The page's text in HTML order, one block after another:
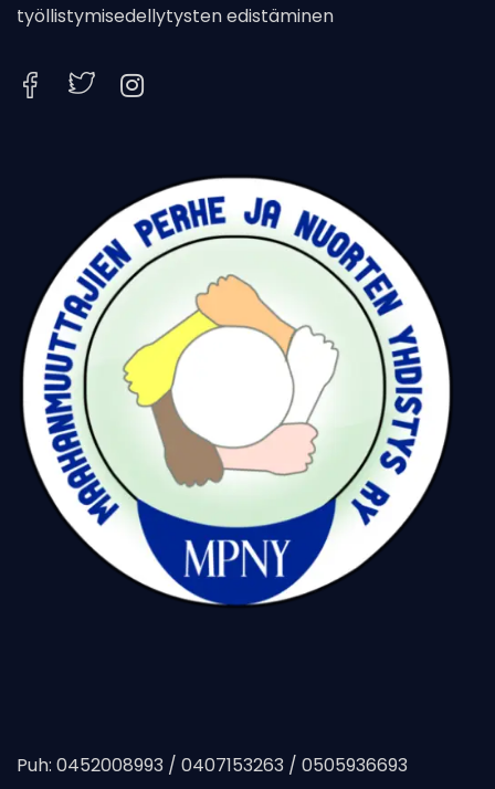
työllistymisedellytysten edistäminen
Puh: 0452008993 / 0407153263 / 0505936693